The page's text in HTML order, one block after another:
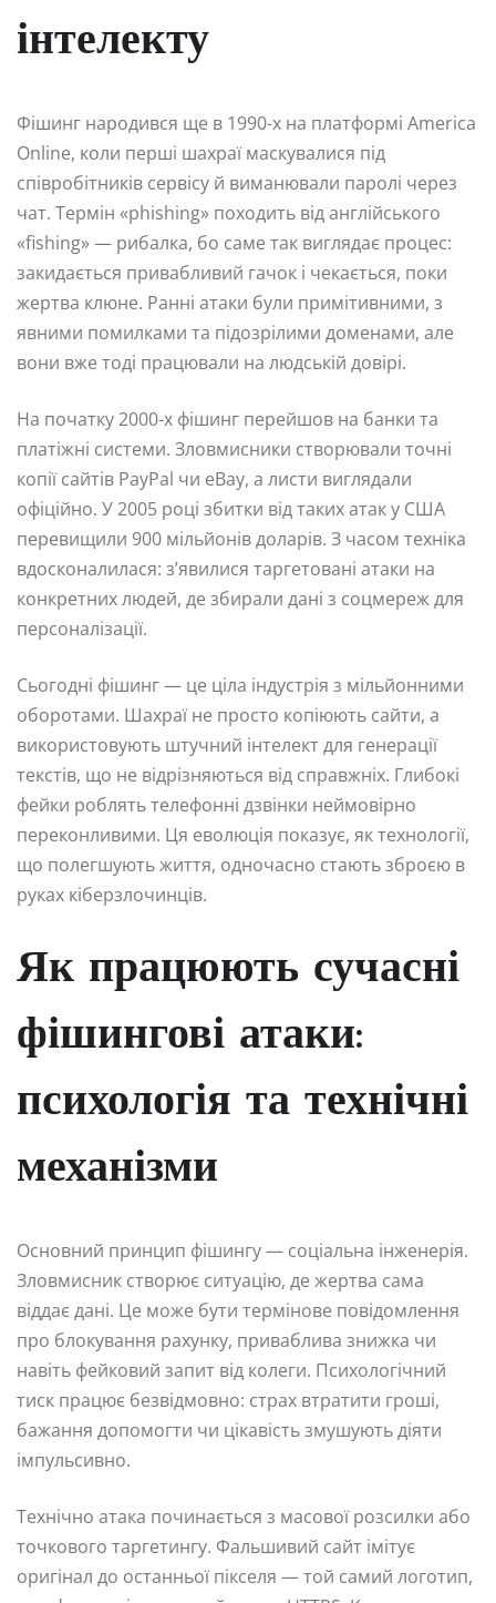
інтелекту
Фішинг народився ще в 1990-х на платформі America
Online, коли перші шахраї маскувалися під
співробітників сервісу й виманювали паролі через
чат. Термін «phishing» походить від англійського
«fishing» — рибалка, бо саме так виглядає процес:
закидається привабливий гачок і чекається, поки
жертва клюне. Ранні атаки були примітивними, з
явними помилками та підозрілими доменами, але
вони вже тоді працювали на людській довірі.
На початку 2000-х фішинг перейшов на банки та
платіжні системи. Зловмисники створювали точні
копії сайтів PayPal чи eBay, а листи виглядали
офіційно. У 2005 році збитки від таких атак у США
перевищили 900 мільйонів доларів. З часом техніка
вдосконалилася: з’явилися таргетовані атаки на
конкретних людей, де збирали дані з соцмереж для
персоналізації.
Сьогодні фішинг — це ціла індустрія з мільйонними
оборотами. Шахраї не просто копіюють сайти, а
використовують штучний інтелект для генерації
текстів, що не відрізняються від справжніх. Глибокі
фейки роблять телефонні дзвінки неймовірно
переконливими. Ця еволюція показує, як технології,
що полегшують життя, одночасно стають зброєю в
руках кіберзлочинців.
Як працюють сучасні
фішингові атаки:
психологія та технічні
механізми
Основний принцип фішингу — соціальна інженерія.
Зловмисник створює ситуацію, де жертва сама
віддає дані. Це може бути термінове повідомлення
про блокування рахунку, приваблива знижка чи
навіть фейковий запит від колеги. Психологічний
тиск працює безвідмовно: страх втратити гроші,
бажання допомогти чи цікавість змушують діяти
імпульсивно.
Технічно атака починається з масової розсилки або
точкового таргетингу. Фальшивий сайт імітує
оригінал до останньої пікселя — той самий логотип,